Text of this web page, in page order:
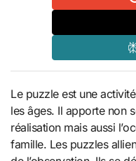
Le puzzle est une activité ludique éducative qui traverse
les âges. Il apporte non
réalisation mais aussi
famille. Les puzzles